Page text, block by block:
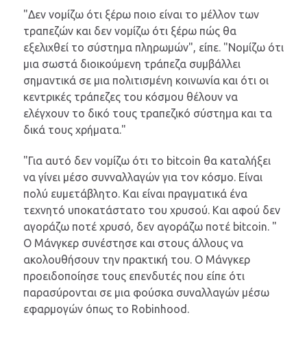
"Δεν νομίζω ότι ξέρω ποιο είναι το μέλλον των
τραπεζών και δεν νομίζω ότι ξέρω πώς θα
εξελιχθεί το σύστημα πληρωμών", είπε. "Νομίζω ότι
μια σωστά διοικούμενη τράπεζα συμβάλλει
σημαντικά σε μια πολιτισμένη κοινωνία και ότι οι
κεντρικές τράπεζες του κόσμου θέλουν να
ελέγχουν το δικό τους τραπεζικό σύστημα και τα
δικά τους χρήματα."
"Για αυτό δεν νομίζω ότι το bitcoin θα καταλήξει
να γίνει μέσο συνναλλαγών για τον κόσμο. Είναι
πολύ ευμετάβλητο. Και είναι πραγματικά ένα
τεχνητό υποκατάστατο του χρυσού. Και αφού δεν
αγοράζω ποτέ χρυσό, δεν αγοράζω ποτέ bitcoin. "
Ο Mάνγκερ συνέστησε και στους άλλους να
ακολουθήσουν την πρακτική του. Ο Μάνγκερ
προειδοποίησε τους επενδυτές που είπε ότι
παρασύρονται σε μια φούσκα συναλλαγών μέσω
εφαρμογών όπως το Robinhood.